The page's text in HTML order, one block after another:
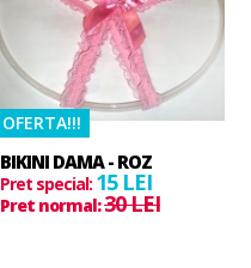
OFERTA!!!
BIKINI DAMA - ROZ
Pret special: 15 LEI
Pret normal:30 LEI